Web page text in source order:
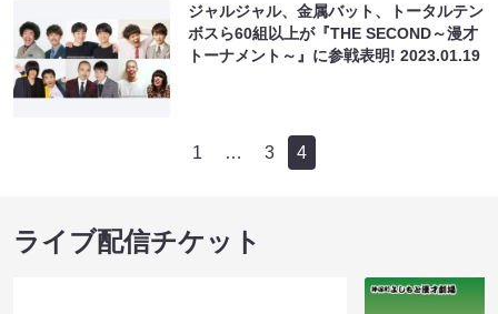
ジャルジャル、金属バット、トータルテン
ボスら60組以上が『THE SECOND～漫才
トーナメント～』に参戦表明!2023.01.19
1 … 3 4
ライブ配信チケット